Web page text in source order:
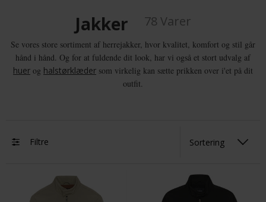
Jakker 78 Varer
Se vores store sortiment af herrejakker, hvor kvalitet, komfort og stil går
hånd i hånd. Og for at fuldende dit look, har vi også et stort udvalg af
huer og halstørklæder som virkelig kan sætte prikken over i'et på dit
outfit.
Filtre